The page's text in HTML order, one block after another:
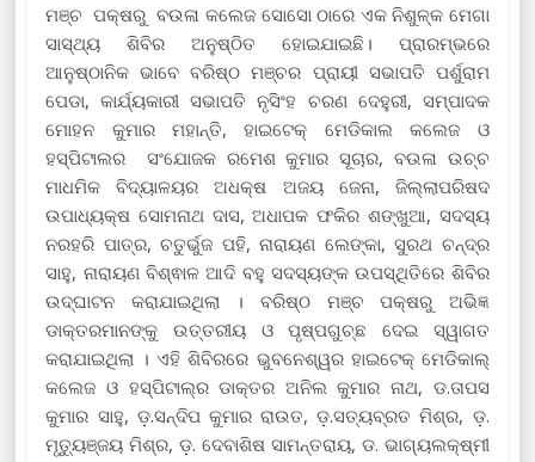
ମଞ୍ଚ ପକ୍ଷରୁ ବଉଳା କଲେଜ ସୋସୋ ଠାରେ ଏକ ନିଶୁଳ୍କ ମେଗା
ସାସ୍ଥ୍ୟ ଶିବିର ଅନୁଷ୍ଠିତ ହୋଇଯାଇଛି। ପ୍ରାରମ୍ଭରେ
ଆନୁଷ୍ଠାନିକ ଭାବେ ବରିଷ୍ଠ ମଞ୍ଚର ପ୍ରାୟୀ ସଭାପତି ପର୍ଶୁରାମ
ପେଡା, କାର୍ଯ୍ୟକାରୀ ସଭାପତି ନୃସିଂହ ଚରଣ ଦେହୁରୀ, ସମ୍ପାଦକ
ମୋହନ କୁମାର ମହାନ୍ତି, ହାଇଟେକ୍ ମେଡିକାଲ କଲେଜ ଓ
ହସ୍ପିଟାଲର ସଂଯୋଜକ ରମେଶ କୁମାର ସୂଚାର, ବଉଳା ଉଚ୍ଚ
ମାଧମିକ ବିଦ୍ୟାଳୟର ଅଧକ୍ଷ ଅଜୟ ଜେନା, ଜିଲ୍ଲାପରିଷଦ
ଉପାଧ୍ୟକ୍ଷ ସୋମନାଥ ଦାସ, ଅଧାପକ ଫକିର ଶଙ୍ଖୁଆ, ସଦସ୍ୟ
ନରହରି ପାତ୍ର, ଚତୁର୍ଭୁଜ ପହି, ନାରାୟଣ ଲେଙ୍କା, ସୁରଥ ଚନ୍ଦ୍ର
ସାହୁ, ନାରାୟଣ ବିଶ୍ଵାଳ ଆଦି ବହୁ ସଦସ୍ୟଙ୍କ ଉପସ୍ଥିତିରେ ଶିବିର
ଉଦ୍ଘାଟନ କରାଯାଇଥିଲା । ବରିଷ୍ଠ ମଞ୍ଚ ପକ୍ଷରୁ ଅଭିଜ୍ଞ
ଡାକ୍ତରମାନଙ୍କୁ ଉତ୍ତରୀୟ ଓ ପୃଷ୍ପଗୁଚ୍ଛ ଦେଇ ସ୍ୱାଗତ
କରାଯାଇଥିଲା । ଏହି ଶିବିରରେ ଭୁବନେଶ୍ୱର ହାଇଟେକ୍ ମେଡିକାଲ୍
କଲେଜ ଓ ହସ୍ପିଟାଲ୍‌ର ଡାକ୍ତର ଅନିଲ କୁମାର ନାଥ, ଡ.ତାପସ
କୁମାର ସାହୁ, ଡ଼.ସନ୍ଦିପ କୁମାର ରାଉତ, ଡ଼.ସତ୍ୟବ୍ରତ ମିଶ୍ର, ଡ଼.
ମୃତ୍ୟୁଞ୍ଜୟ ମିଶ୍ର, ଡ଼. ଦେବାଶିଷ ସାମନ୍ତରାୟ, ଡ. ଭାଗ୍ୟଲକ୍ଷ୍ମୀ